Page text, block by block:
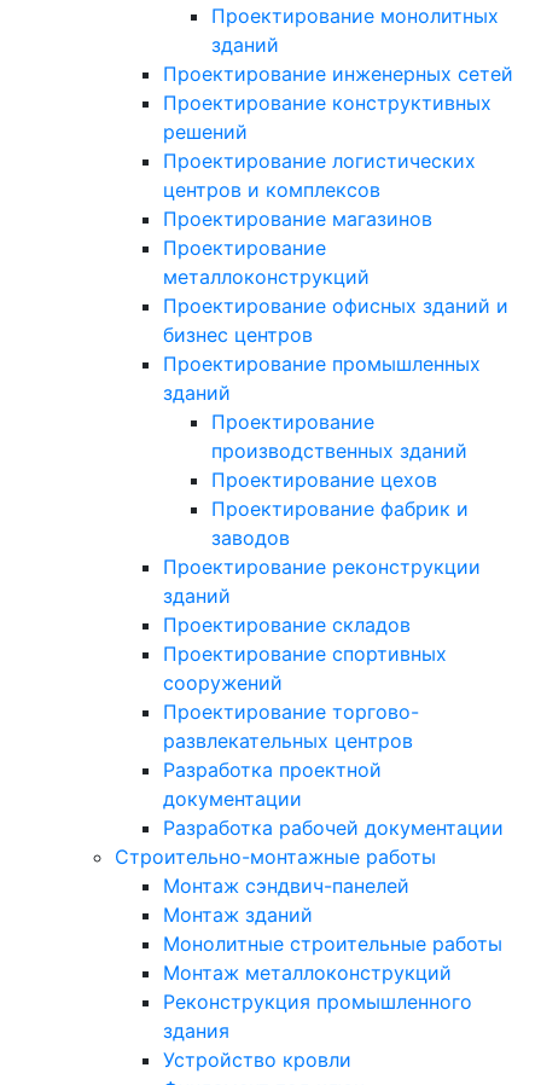
Проектирование монолитных
зданий
Проектирование инженерных сетей
Проектирование конструктивных
решений
Проектирование логистических
центров и комплексов
Проектирование магазинов
Проектирование
металлоконструкций
Проектирование офисных зданий и
бизнес центров
Проектирование промышленных
зданий
Проектирование
производственных зданий
Проектирование цехов
Проектирование фабрик и
заводов
Проектирование реконструкции
зданий
Проектирование складов
Проектирование спортивных
сооружений
Проектирование торгово-
развлекательных центров
Разработка проектной
документации
Разработка рабочей документации
Строительно-монтажные работы
Монтаж сэндвич-панелей
Монтаж зданий
Монолитные строительные работы
Монтаж металлоконструкций
Реконструкция промышленного
здания
Устройство кровли